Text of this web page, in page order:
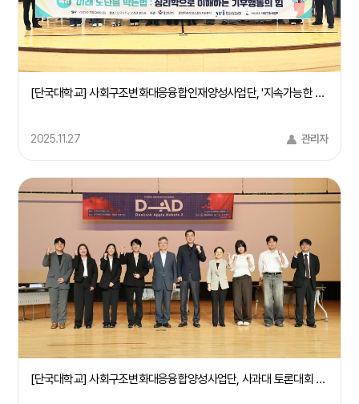
[단국대학교] 사회구조변화대응융합인재양성사업단, '지속가능한 지구환경을 위한 기후행동 캠페인' 개최(25/11/24)
2025.11.27 관리자
[단국대학교] 사회구조변화대응융합양성사업단, 사과대 토론대회 및 시민특강 개최(25/9/24)